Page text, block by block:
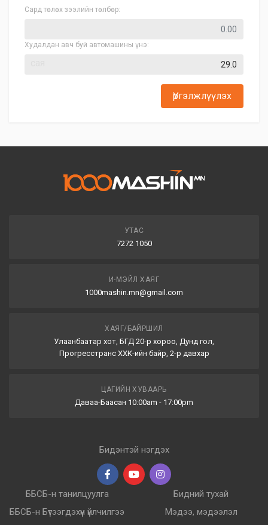
Сард төлөх зээлийн төлбөр:
Худалдан авч буй автомашины үнэ:
Үргэлжлүүлэх
УТАС
7272 1050
И-МЭЙЛ ХАЯГ
1000mashin.mn@gmail.com
ХАЯГ/БАЙРШИЛ
Улаанбаатар хот, БГД 20-р хороо, Дунд гол,
Прогресстранс ХХК-ийн байр, 2-р давхар
ЦАГИЙН ХУВААРЬ
Даваа-Баасан 10:00am - 17:00pm
Бидэнтэй нэгдэх
ББСБ-н танилцуулга
ББСБ-н Бүтээгдэхүүн үйлчилгээ
Бидний тухай
Мэдээ, мэдээлэл